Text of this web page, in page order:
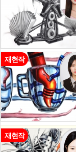
재현작
재현작